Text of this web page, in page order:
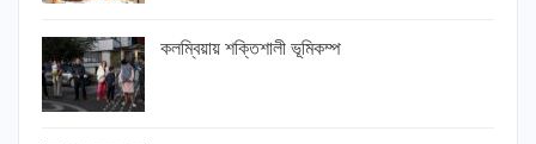
কলম্বিয়ায় শক্তিশালী ভূমিকম্প